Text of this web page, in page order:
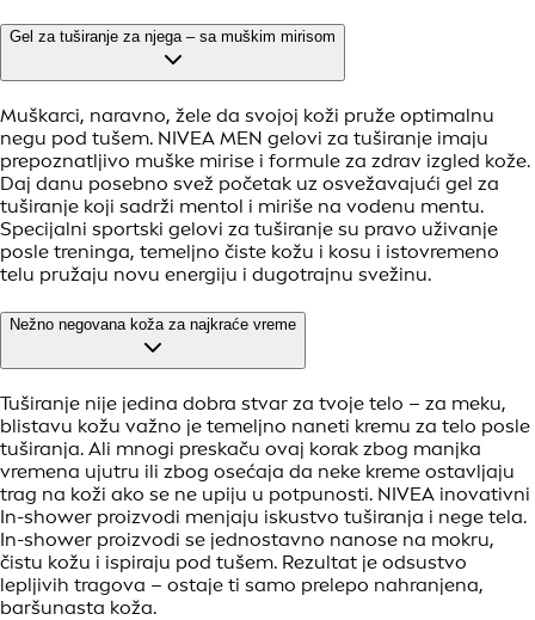
Gel za tuširanje za njega – sa muškim mirisom
Muškarci, naravno, žele da svojoj koži pruže optimalnu
negu pod tušem. NIVEA MEN gelovi za tuširanje imaju
prepoznatljivo muške mirise i formule za zdrav izgled kože.
Daj danu posebno svež početak uz osvežavajući gel za
tuširanje koji sadrži mentol i miriše na vodenu mentu.
Specijalni sportski gelovi za tuširanje su pravo uživanje
posle treninga, temeljno čiste kožu i kosu i istovremeno
telu pružaju novu energiju i dugotrajnu svežinu.
Nežno negovana koža za najkraće vreme
Tuširanje nije jedina dobra stvar za tvoje telo – za meku,
blistavu kožu važno je temeljno naneti kremu za telo posle
tuširanja. Ali mnogi preskaču ovaj korak zbog manjka
vremena ujutru ili zbog osećaja da neke kreme ostavljaju
trag na koži ako se ne upiju u potpunosti. NIVEA inovativni
In-shower proizvodi menjaju iskustvo tuširanja i nege tela.
In-shower proizvodi se jednostavno nanose na mokru,
čistu kožu i ispiraju pod tušem. Rezultat je odsustvo
lepljivih tragova – ostaje ti samo prelepo nahranjena,
baršunasta koža.